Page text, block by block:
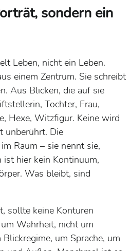
sondern ein
Leben, nicht ein Leben.
einem Zentrum. Sie schreibt
Aus Blicken, die auf sie
Tochter, Frau,
Hexe, Witzfigur. Keine wird
unberührt. Die
Raum – sie nennt sie,
ist hier kein Kontinuum,
Was bleibt, sind
sollte keine Konturen
Wahrheit, nicht um
um Sprache, um